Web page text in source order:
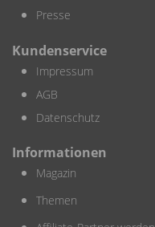
Presse
Kundenservice
Impressum
AGB
Datenschutz
Informationen
Magazin
Themen